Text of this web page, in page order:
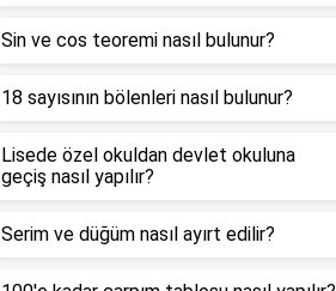
Sin ve cos teoremi nasıl bulunur?
18 sayısının bölenleri nasıl bulunur?
Lisede özel okuldan devlet okuluna
geçiş nasıl yapılır?
Serim ve düğüm nasıl ayırt edilir?